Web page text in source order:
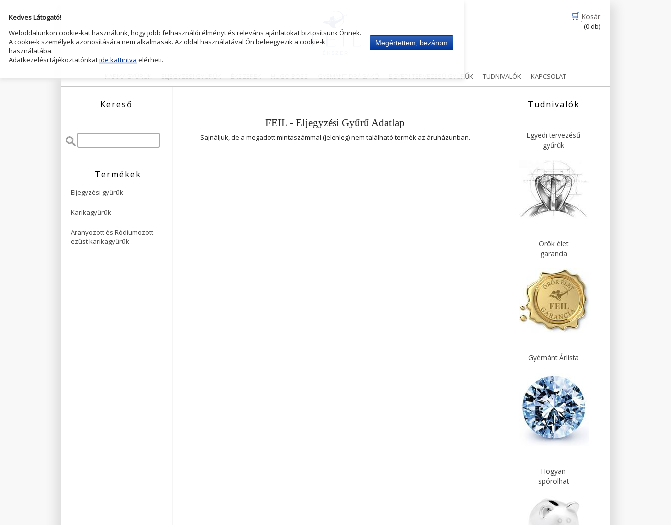
🛒 Kosár
(0 db)
KARIKAGYŰRŰK ELJEGYZESI GYŰRŰK ÉKSZEREK HUGO BOSS GYÉMÁNT-DRÁGAKŐ EGYEDI TERVEZÉSŰ GYŰRŰK TUDNIVALÓK KAPCSOLAT
Kereső
Termékek
Eljegyzési gyűrűk
Karikagyűrűk
Aranyozott és Ródiumozott
ezüst karikagyűrűk
FEIL - Eljegyzési Gyűrű Adatlap
Sajnáljuk, de a megadott mintaszámmal (jelenleg) nem található termék az áruházunban.
Tudnivalók
Egyedi tervezésű
gyűrűk
Örök élet
garancia
Gyémánt Árlista
Hogyan
spórolhat
Kedves Látogató!
Weboldalunkon cookie-kat használunk, hogy jobb felhasználói élményt és releváns ajánlatokat biztosítsunk Önnek.
A cookie-k személyek azonosítására nem alkalmasak. Az oldal használatával Ön beleegyezik a cookie-k
használatába.
Adatkezelési tájékoztatónkatide kattintva elérheti.
Megértettem, bezárom